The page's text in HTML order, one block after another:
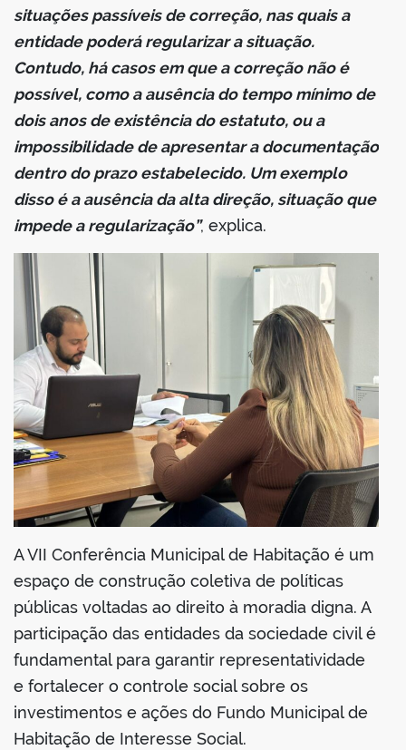
situações passíveis de correção, nas quais a
entidade poderá regularizar a situação.
Contudo, há casos em que a correção não é
possível, como a ausência do tempo mínimo de
dois anos de existência do estatuto, ou a
impossibilidade de apresentar a documentação
dentro do prazo estabelecido. Um exemplo
disso é a ausência da alta direção, situação que
impede a regularização”, explica.
A VII Conferência Municipal de Habitação é um
espaço de construção coletiva de políticas
públicas voltadas ao direito à moradia digna. A
participação das entidades da sociedade civil é
fundamental para garantir representatividade
e fortalecer o controle social sobre os
investimentos e ações do Fundo Municipal de
Habitação de Interesse Social.